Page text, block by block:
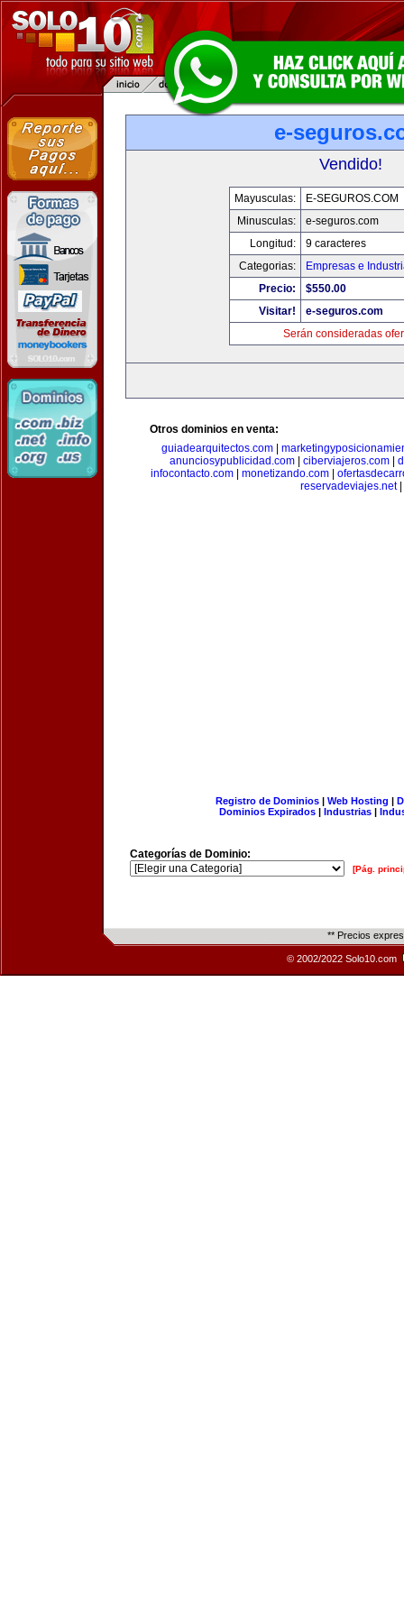
e-
Vendido!
Mayusculas:
E-SEGUROS.COM
Minusculas:
e-seguros.com
Longitud:
9 caracteres
Categorias:
Empresas e
Precio:
$550.00
Visitar!
e-seguros.com
Serán consideradas
Otros dominios en venta:
guiadearquitectos.com
anunciosypublicidad.com| ciberviajeros.com|
infocontacto.com
monetizando.com
reservadeviajes.net|
Registro de Dominios| Web Hosting |
Dominios Expirados | Industrias |
Categorías de Dominio:
[Pág.
** Precios
© 2002/2022 Solo10.com